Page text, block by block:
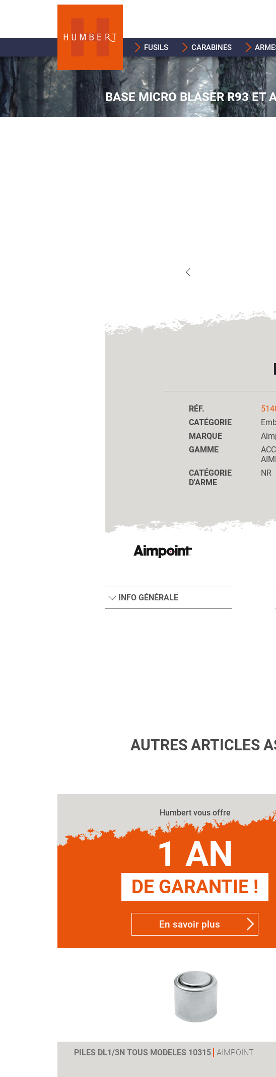
FUSILS CARABINES
BASE MICRO BLASER R93 ET
RÉF.
CATÉGORIE
MARQUE
GAMME
CATÉGORIE
D'ARME
NR
INFO GÉNÉRALE
AUTRES ARTICLES
Humbert vous offre
1 AN
DE GARANTIE !
En savoir plus
PILES DL1/3N TOUS MODELES 10315 AIMPOINT